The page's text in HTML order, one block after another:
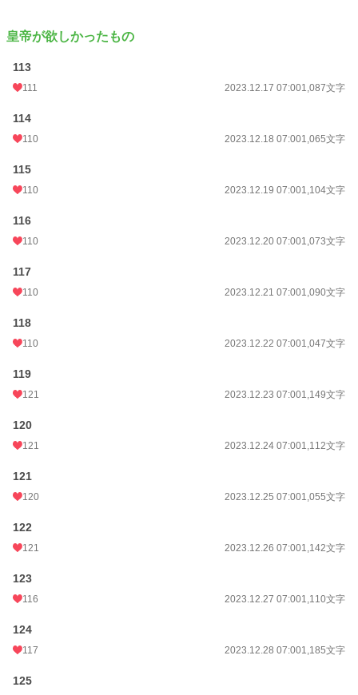
皇帝が欲しかったもの
113
111 2023.12.17 07:001,087文字
114
110 2023.12.18 07:001,065文字
115
110 2023.12.19 07:001,104文字
116
110 2023.12.20 07:001,073文字
117
110 2023.12.21 07:001,090文字
118
110 2023.12.22 07:001,047文字
119
121 2023.12.23 07:001,149文字
120
121 2023.12.24 07:001,112文字
121
120 2023.12.25 07:001,055文字
122
121 2023.12.26 07:001,142文字
123
116 2023.12.27 07:001,110文字
124
117 2023.12.28 07:001,185文字
125